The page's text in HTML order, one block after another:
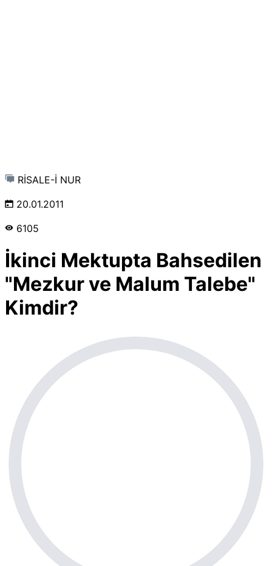
RİSALE-İ NUR
20.01.2011
6105
İkinci Mektupta Bahsedilen
"Mezkur ve Malum Talebe"
Kimdir?